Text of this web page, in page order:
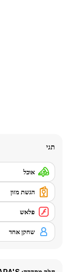
תגי
אוכל
הגשת מזון
פלאש
שחקן אחד